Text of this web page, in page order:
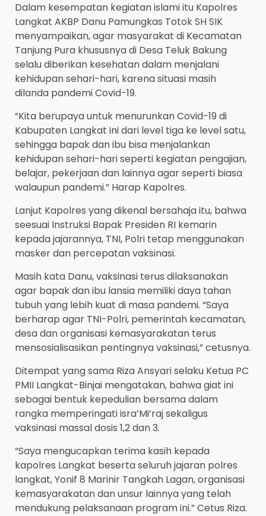
Dalam kesempatan kegiatan islami itu Kapolres
Langkat AKBP Danu Pamungkas Totok SH SIK
menyampaikan, agar masyarakat di Kecamatan
Tanjung Pura khususnya di Desa Teluk Bakung
selalu diberikan kesehatan dalam menjalani
kehidupan sehari-hari, karena situasi masih
dilanda pandemi Covid-19.
“Kita berupaya untuk menurunkan Covid-19 di
Kabupaten Langkat ini dari level tiga ke level satu,
sehingga bapak dan ibu bisa menjalankan
kehidupan sehari-hari seperti kegiatan pengajian,
belajar, pekerjaan dan lainnya agar seperti biasa
walaupun pandemi.” Harap Kapolres.
Lanjut Kapolres yang dikenal bersahaja itu, bahwa
seesuai Instruksi Bapak Presiden RI kemarin
kepada jajarannya, TNI, Polri tetap menggunakan
masker dan percepatan vaksinasi.
Masih kata Danu, vaksinasi terus dilaksanakan
agar bapak dan ibu lansia memiliki daya tahan
tubuh yang lebih kuat di masa pandemi. “Saya
berharap agar TNI-Polri, pemerintah kecamatan,
desa dan organisasi kemasyarakatan terus
mensosialisasikan pentingnya vaksinasi,” cetusnya.
Ditempat yang sama Riza Ansyari selaku Ketua PC
PMII Langkat-Binjai mengatakan, bahwa giat ini
sebagai bentuk kepedulian bersama dalam
rangka memperingati isra’Mi’raj sekaligus
vaksinasi massal dosis 1,2 dan 3.
“Saya mengucapkan terima kasih kepada
kapolres Langkat beserta seluruh jajaran polres
langkat, Yonif 8 Marinir Tangkah Lagan, organisasi
kemasyarakatan dan unsur lainnya yang telah
mendukung pelaksanaan program ini.” Cetus Riza.